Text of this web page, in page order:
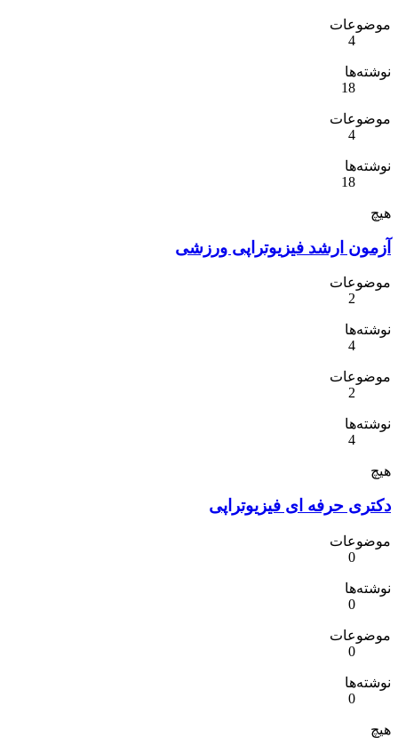
موضوعات
4
نوشته‌ها
18
موضوعات
4
نوشته‌ها
18
هیچ
آزمون ارشد فیزیوتراپی ورزشی
موضوعات
2
نوشته‌ها
4
موضوعات
2
نوشته‌ها
4
هیچ
دکتری حرفه ای فیزیوتراپی
موضوعات
0
نوشته‌ها
0
موضوعات
0
نوشته‌ها
0
هیچ